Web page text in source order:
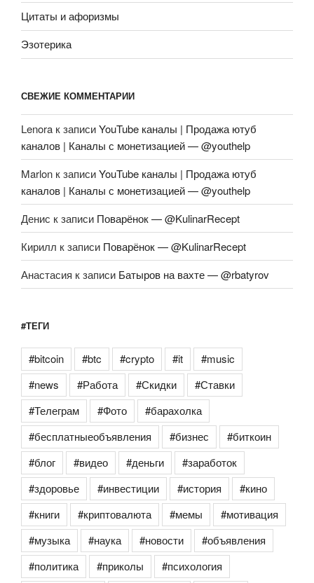
Цитаты и афоризмы
Эзотерика
СВЕЖИЕ КОММЕНТАРИИ
Lenora к записиYouTube каналы | Продажа ютуб
каналов | Каналы с монетизацией — @youthelp
Marlon к записиYouTube каналы | Продажа ютуб
каналов | Каналы с монетизацией — @youthelp
Денис к записи Поварёнок — @KulinarRecept
Кирилл к записи Поварёнок — @KulinarRecept
Анастасия к записи Батыров на вахте — @rbatyrov
#ТЕГИ
#bitcoin #btc #crypto #it
#music
#news
#Работа #Скидки
#Ставки
#Телеграм
#Фото
#барахолка
#бесплатныеобъявления
#бизнес
#биткоин
#блог
#видео #деньги
#заработок
#здоровье
#инвестиции #история
#кино
#книги
#криптовалюта #мемы
#мотивация
#музыка
#наука #новости
#объявления
#политика
#приколы
#психология